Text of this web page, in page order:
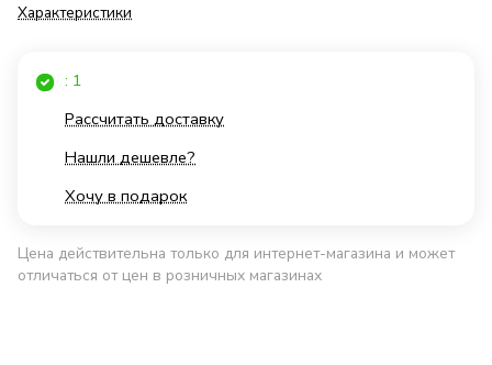
Характеристики
: 1
Рассчитать доставку
Нашли дешевле?
Хочу в подарок
Цена действительна только для интернет-магазина и может
отличаться от цен в розничных магазинах